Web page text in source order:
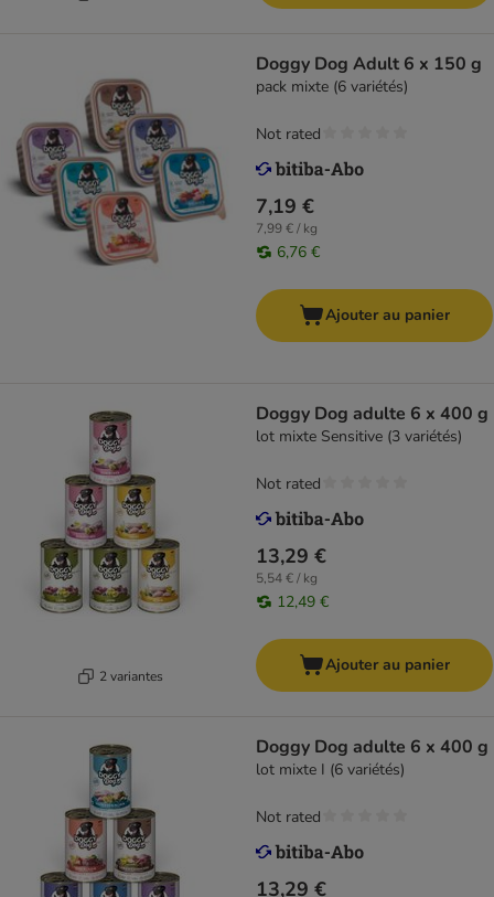
Doggy Dog Adult 6 x 150 g
pack mixte (6 variétés)
7,19 €
7,99 € / kg
6,76 €
Not rated
Ajouter au panier
2 variantes
Doggy Dog adulte 6 x 400 g
lot mixte Sensitive (3 variétés)
13,29 €
5,54 € / kg
12,49 €
Not rated
Ajouter au panier
Doggy Dog adulte 6 x 400 g
lot mixte I (6 variétés)
13,29 €
Not rated